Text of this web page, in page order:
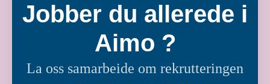
Jobber du allerede i
Aimo ?
La oss samarbeide om rekrutteringen